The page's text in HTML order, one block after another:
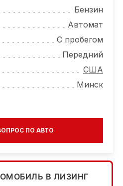
Бензин
Автомат
С пробегом
Передний
США
Минск
ПО АВТО
В ЛИЗИНГ